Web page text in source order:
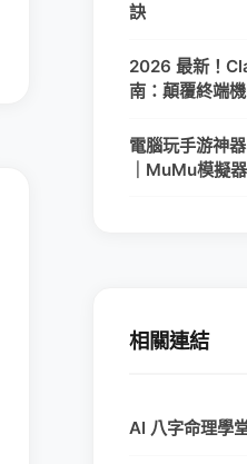
訣
2026 最新！
南：顛覆終端
電腦玩手游神
｜MuMu模擬器
相關連結
AI 八字命理學